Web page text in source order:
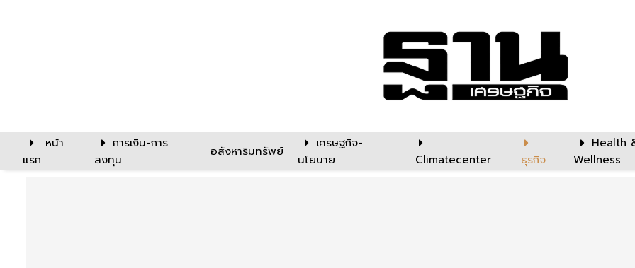
หน้า
แรก
การเงิน-การ
ลงทุน
อสังหาริมทรัพย์
เศรษฐกิจ-
นโยบาย
Climatecenter ธุรกิจ
Health
Wellness